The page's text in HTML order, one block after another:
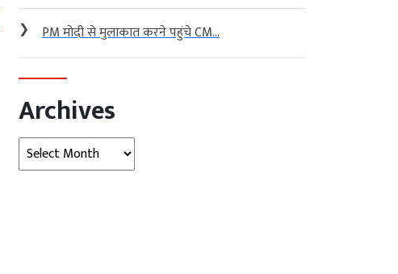
❯ PM मोदी से मुलाकात करने पहुंचे CM...
Archives
Archives